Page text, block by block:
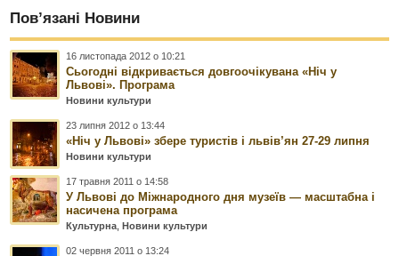
Пов’язані Новини
16 листопада 2012 о 10:21
Сьогодні відкривається довгоочікувана «Ніч у
Львові». Програма
Новини культури
23 липня 2012 о 13:44
«Ніч у Львові» збере туристів і львів’ян 27-29 липня
Новини культури
17 травня 2011 о 14:58
У Львові до Міжнародного дня музеїв — масштабна і
насичена програма
Культурна ,Новини культури
02 червня 2011 о 13:24